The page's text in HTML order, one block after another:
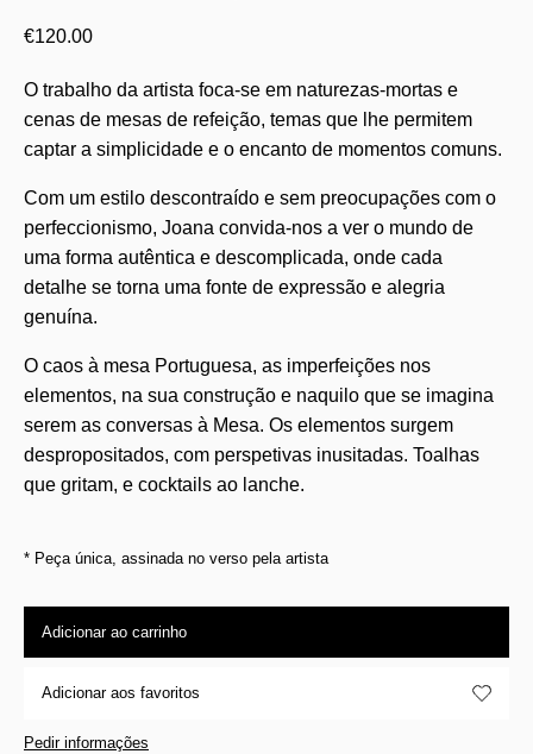
€120.00
O trabalho da artista foca-se em naturezas-mortas e
cenas de mesas de refeição, temas que lhe permitem
captar a simplicidade e o encanto de momentos comuns.
Com um estilo descontraído e sem preocupações com o
perfeccionismo, Joana convida-nos a ver o mundo de
uma forma autêntica e descomplicada, onde cada
detalhe se torna uma fonte de expressão e alegria
genuína.
O caos à mesa Portuguesa, as imperfeições nos
elementos, na sua construção e naquilo que se imagina
serem as conversas à Mesa. Os elementos surgem
despropositados, com perspetivas inusitadas. Toalhas
que gritam, e cocktails ao lanche.
* Peça única, assinada no verso pela artista
Adicionar ao carrinho
Adicionar aos favoritos
Pedir informações